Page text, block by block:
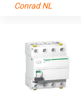
Conrad NL